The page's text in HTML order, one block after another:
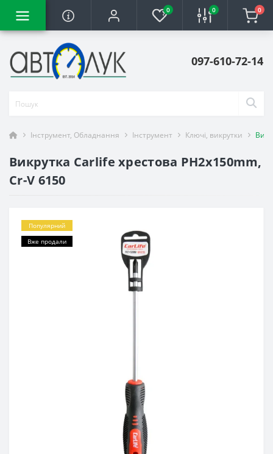
0 0 0
097-610-72-14
Інструмент, Обладнання Інструмент Ключі, викрутки
Викрутка Carlife хрестова PH2x150mm,
Cr-V 6150
Популярний
Вже продали